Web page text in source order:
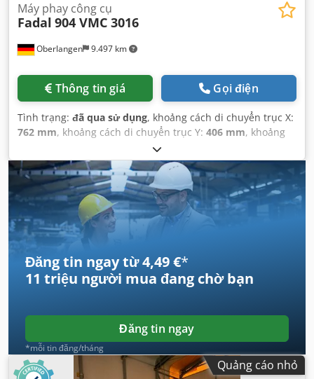
Oberlangen 9.497 km
Máy phay công cụ
Fadal 904 VMC 3016
Thông tin giá Gọi điện
Tình trạng: đã qua sử dụng, khoảng cách di chuyển trục X:
762 mm, khoảng cách di chuyển trục Y: 406 mm, khoảng
508 mm
Đăng tin ngay từ 4,49 €*
11 triệu người mua đang chờ bạn
Đăng tin ngay
*mỗi tin đăng/tháng
Quảng cáo nhỏ